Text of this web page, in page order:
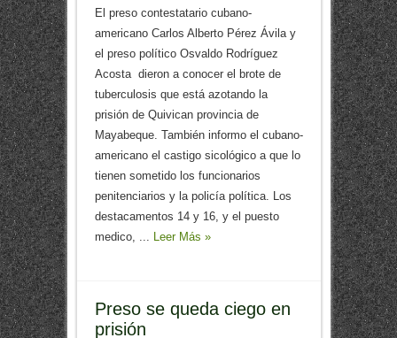
El preso contestatario cubano-
americano Carlos Alberto Pérez Ávila y
el preso político Osvaldo Rodríguez
Acosta dieron a conocer el brote de
tuberculosis que está azotando la
prisión de Quivican provincia de
Mayabeque. También informo el cubano-
americano el castigo sicológico a que lo
tienen sometido los funcionarios
penitenciarios y la policía política. Los
destacamentos 14 y 16, y el puesto
medico, ... Leer Más »
Preso se queda ciego en
prisión